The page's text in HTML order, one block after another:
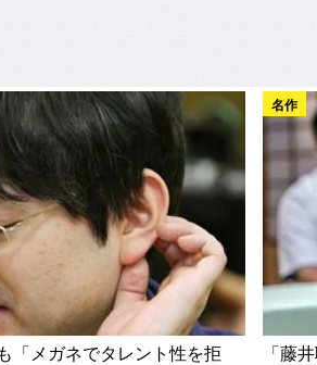
「メガネでタレント性を拒
名作
「藤